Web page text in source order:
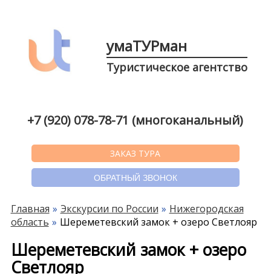
умаТУРман
Туристическое агентство
ЗАКАЗ ТУРА
ОБРАТНЫЙ ЗВОНОК
+7 (920) 078-78-71 (многоканальный)
Главная Экскурсии по России
Нижегородская
область
Шереметевский замок + озеро Светлояр
Шереметевский замок + озеро
Светлояр